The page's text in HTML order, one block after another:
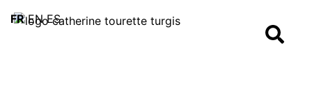
FR EN ES